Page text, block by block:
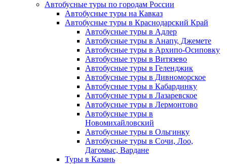
Автобусные туры по городам России
Автобусные туры на Кавказ
Автобусные туры в Краснодарский Край
Автобусные туры в Адлер
Автобусные туры в Анапу, Джемете
Автобусные туры в Архипо-Осиповку
Автобусные туры в Витязево
Автобусные туры в Геленджик
Автобусные туры в Дивноморское
Автобусные туры в Кабардинку
Автобусные туры в Лазаревское
Автобусные туры в Лермонтово
Автобусные туры в
Новомихайловский
Автобусные туры в Ольгинку
Автобусные туры в Сочи, Лоо,
Дагомыс, Вардане
Туры в Казань